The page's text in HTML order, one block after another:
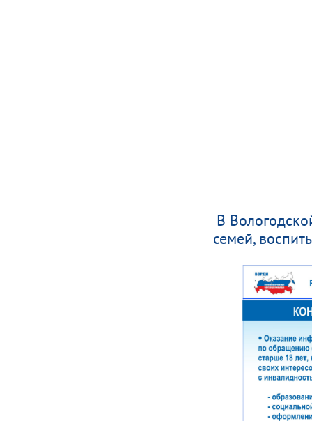
В
семей,